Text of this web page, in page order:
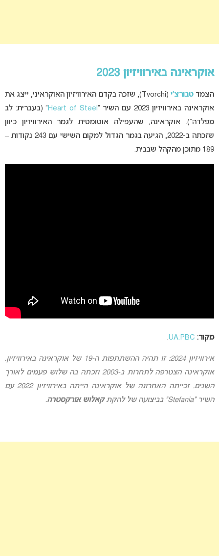
אוקראינה באירוויזיון 2023
הצמדטבורצ’י
(Tvorchi), שזכה בקדם האירוויזיון האוקראיני, ייצג את
אוקראינה באירוויזיון 2023 עם השיר “
Heart of Steel” (בעברית: לב
מפלדה”). אוקראינה, שהעפילה אוטומטית לגמר האירוויזיון כיוון
שזכתה ב-2022, הגיעה בגמר הגדול למקום השישי עם 243 נקודות –
189 מתוכן מהקהל שבבית.
מקור: UA:PBC
.
אירוויזיון 2024: זו תהיה ההשתתפות ה-19 של אוקראינה באירוויזיון.
אוקראינה הצטרפה לתחרות ב-2003 וזכתה בה שלוש פעמים לאורך
השנים. זכייתה האחרונה של אוקראינה הייתה באירוויזיון 2022 עם
השיר “Stefania” בביצועה של להקת
קאלוש אורקסטרה.